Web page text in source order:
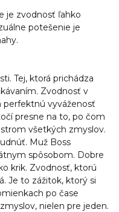
je zvodnosť ľahko
potešenie je
Tej, ktorá prichádza
Zvodnosť v
perfektnú vyváženosť
presne na to, po čom
všetkých zmyslov.
Muž Boss
spôsobom. Dobre
krik. Zvodnosť, ktorú
Je to zážitok, ktorý si
po čase
nielen pre jeden.